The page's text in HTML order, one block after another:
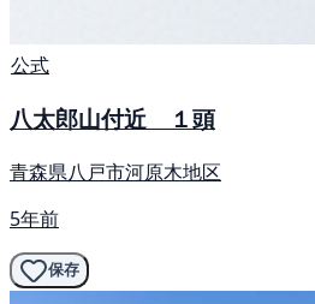
公式
八太郎山付近 １頭
青森県八戸市河原木地区
5年前
保存